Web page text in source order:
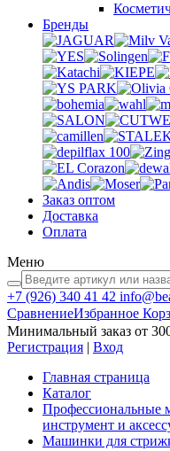
Бренды
Заказ оптом
Доставка
Оплата
Меню
+7 (926) 340 41 42
СравнениеИзбранное
Минимальный заказ от
Регистрация | Вход
Главная страница
Каталог
Профессиональные
инструмент и
Машинки для